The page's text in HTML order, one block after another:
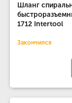
Шланг
1712 Intertool
Закончился